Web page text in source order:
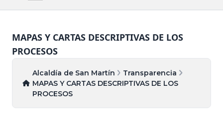
MAPAS Y CARTAS DESCRIPTIVAS DE LOS
PROCESOS
Alcaldía de San Martín
Transparencia
MAPAS Y CARTAS DESCRIPTIVAS DE LOS
PROCESOS